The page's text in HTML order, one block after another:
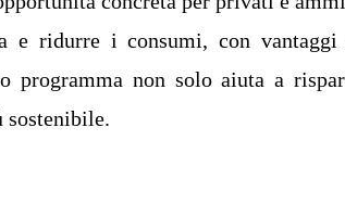
e ridurre i consumi, con
programma non solo aiuta a
sostenibile.